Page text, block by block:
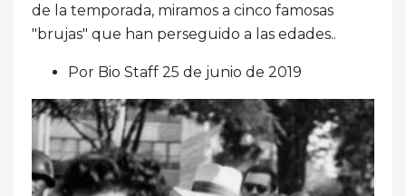
de la temporada, miramos a cinco famosas
"brujas" que han perseguido a las edades..
Por Bio Staff 25 de junio de 2019